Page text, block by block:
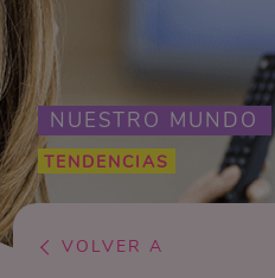
NUESTRO MUNDO
TENDENCIAS
VOLVER A